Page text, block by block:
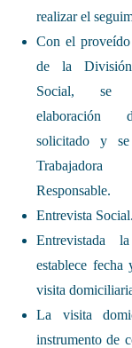
realizar el
Con el
de la
Social, se
elaboración
solicitado y
Responsable.
Entrevista Social.
Entrevistada
establece fecha
visita
La visita
instrumento de